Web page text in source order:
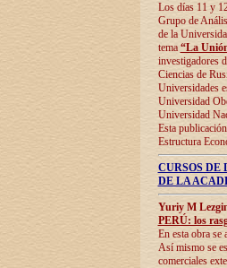
Los días 11 y
Grupo de
de la
tema “La
investigadores
Ciencias de
Universidades
Universidad
Universidad
Esta
Estructura
CURSOS
DE LA
Yuriy M
PERÚ: los
En esta obra se
Así mismo se
comerciales